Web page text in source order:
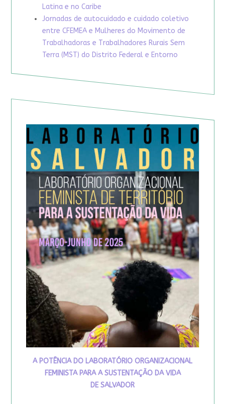
Latina e no Caribe
Jornadas de autocuidado e cuidado coletivo
entre CFEMEA e Mulheres do Movimento de
Trabalhadoras e Trabalhadores Rurais Sem
Terra (MST) do Distrito Federal e Entorno
A POTÊNCIA DO LABORATÓRIO ORGANIZACIONAL
FEMINISTA PARA A SUSTENTAÇÃO DA VIDA
DE SALVADOR